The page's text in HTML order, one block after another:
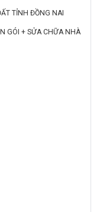
TỈNH ĐỒNG NAI
GÓI + SỬA CHỮA NHÀ